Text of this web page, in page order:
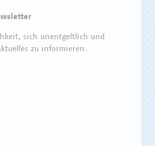
sich unentgeltlich und
zu informieren.